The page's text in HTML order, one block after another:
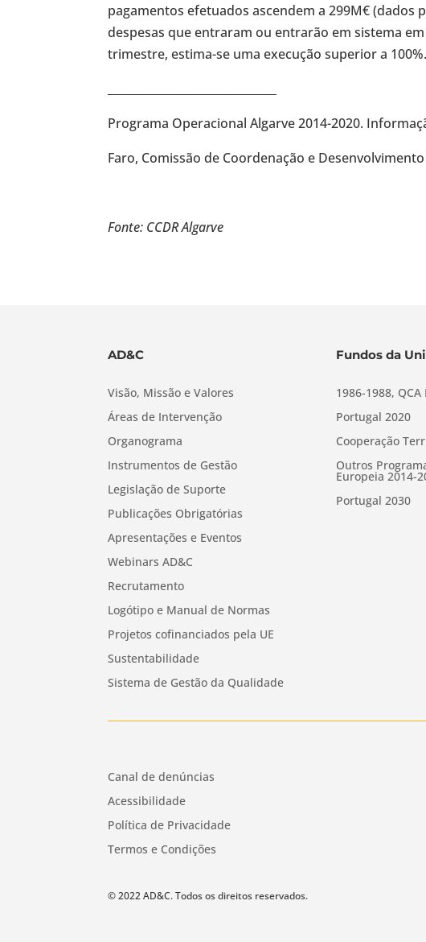
pagamentos efetuados ascendem a 299M€ (dados
despesas que entraram ou entrarão em sistema
trimestre, estima-se uma execução superior a 100%.
Programa Operacional Algarve 2014-2020.
Faro, Comissão de Coordenação e
Fonte: CCDR Algarve
AD&C
Visão, Missão e Valores
Áreas de Intervenção
Organograma
Instrumentos de Gestão
Legislação de Suporte
Publicações Obrigatórias
Apresentações e Eventos
Webinars AD&C
Recrutamento
Logótipo e Manual de Normas
Projetos cofinanciados pela UE
Sustentabilidade
Sistema de Gestão da Qualidade
Fundos da
1986-1988, QCA
Portugal 2020
Cooperação
Outros
Europeia 2014-
Portugal 2030
Canal de denúncias
Acessibilidade
Política de Privacidade
Termos e Condições
© 2022 AD&C. Todos os direitos reservados.